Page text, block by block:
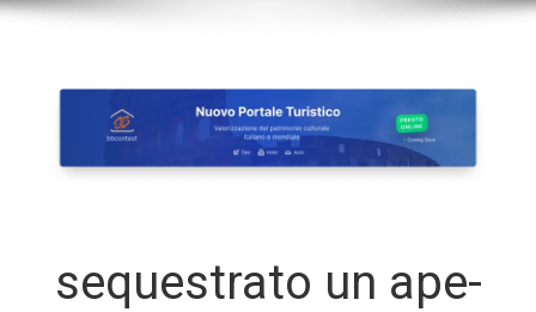
sequestrato un ape-